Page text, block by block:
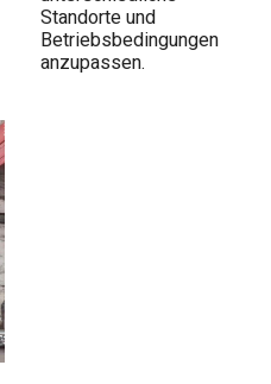
Standorte und
Betriebsbedingungen
anzupassen.